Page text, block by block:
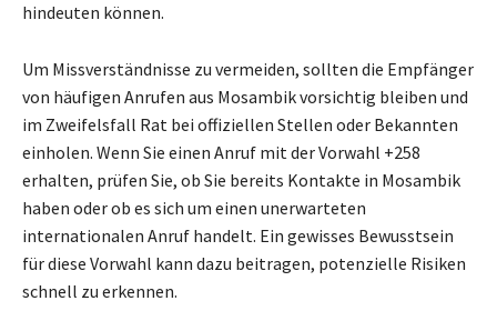
hindeuten können.
Um Missverständnisse zu vermeiden, sollten die Empfänger
von häufigen Anrufen aus Mosambik vorsichtig bleiben und
im Zweifelsfall Rat bei offiziellen Stellen oder Bekannten
einholen. Wenn Sie einen Anruf mit der Vorwahl +258
erhalten, prüfen Sie, ob Sie bereits Kontakte in Mosambik
haben oder ob es sich um einen unerwarteten
internationalen Anruf handelt. Ein gewisses Bewusstsein
für diese Vorwahl kann dazu beitragen, potenzielle Risiken
schnell zu erkennen.